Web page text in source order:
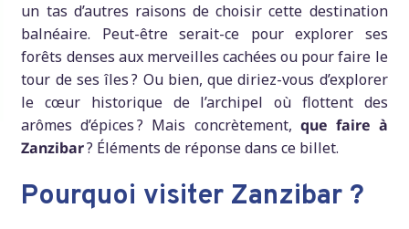
un tas d’autres raisons de choisir cette destination
balnéaire. Peut-être serait-ce pour explorer ses
forêts denses aux merveilles cachées ou pour faire le
tour de ses îles ? Ou bien, que diriez-vous d’explorer
le cœur historique de l’archipel où flottent des
arômes d’épices ? Mais concrètement, que faire à
Zanzibar? Éléments de réponse dans ce billet.
Pourquoi visiter Zanzibar ?